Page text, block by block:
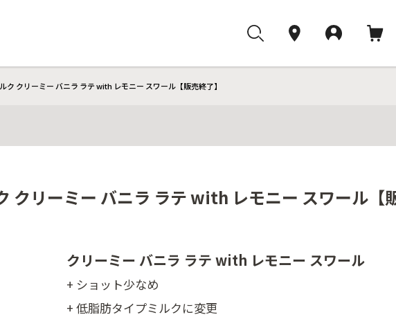
ク クリーミー バニラ ラテ with レモニー スワール【販売終了】
クリーミー バニラ ラテ with レモニー スワール【
クリーミー バニラ ラテ with レモニー スワール
+ ショット少なめ
+ 低脂肪タイプミルクに変更